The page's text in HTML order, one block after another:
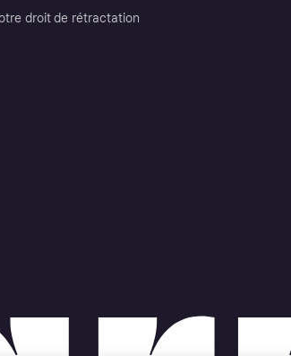
droit de rétractation